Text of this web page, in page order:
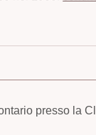
presso la